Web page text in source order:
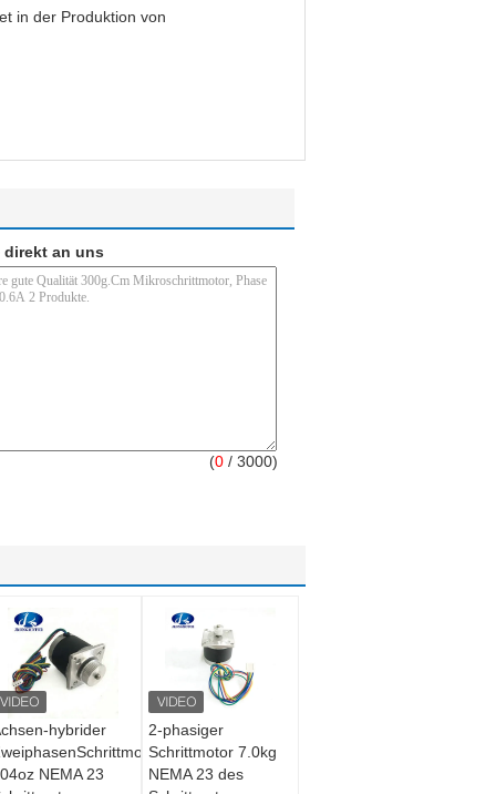
in der Produktion von
direkt an uns
(0 / 3000)
hybrider
NEMA 23
2-phasiger
Schrittmotor 7.0kg
NEMA 23 des